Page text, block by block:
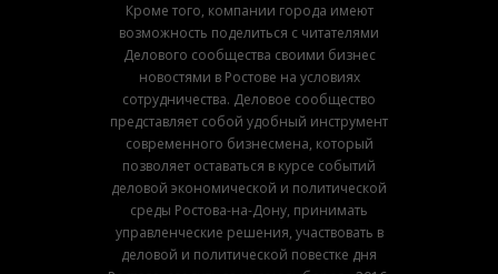
Кроме того, компании города имеют
возможность поделиться с читателями
Делового сообщества своими бизнес
новостями в Ростове на условиях
сотрудничества. Деловое сообщество
представляет собой удобный инструмент
современного бизнесмена, который
позволяет оставаться в курсе событий
деловой экономической и политической
среды Ростова-на-Дону, принимать
управленческие решения, участвовать в
деловой и политической повестке дня